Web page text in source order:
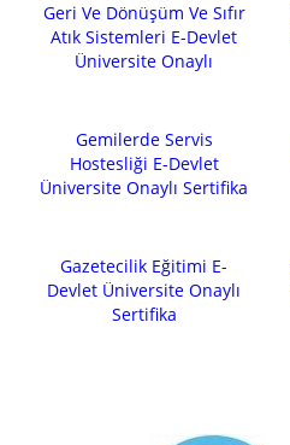
Geri Ve Dönüşüm Ve Sıfır
Atık Sistemleri E-Devlet
Üniversite Onaylı
Gemilerde Servis
Hostesliği E-Devlet
Üniversite Onaylı Sertifika
Gazetecilik Eğitimi E-
Devlet Üniversite Onaylı
Sertifika